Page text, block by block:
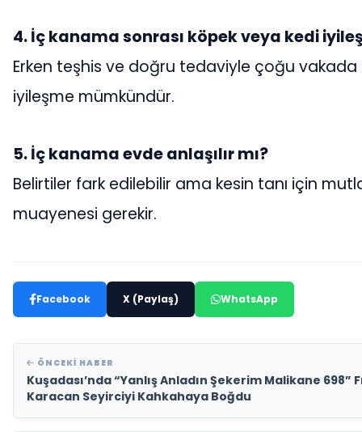
4. İç kanama sonrası köpek veya kedi
Erken teşhis ve doğru tedaviyle çoğu
iyileşme mümkündür.
5. İç kanama evde anlaşılır mı?
Belirtiler fark edilebilir ama kesin tanı için
muayenesi gerekir.
Facebook X (Paylaş) WhatsApp
ÖNCEKI HABER
Kuşadası’nda “Yanlış Anladın Şekerim Malikane 698”
Karacan Seyirciyi Kahkahaya Boğdu